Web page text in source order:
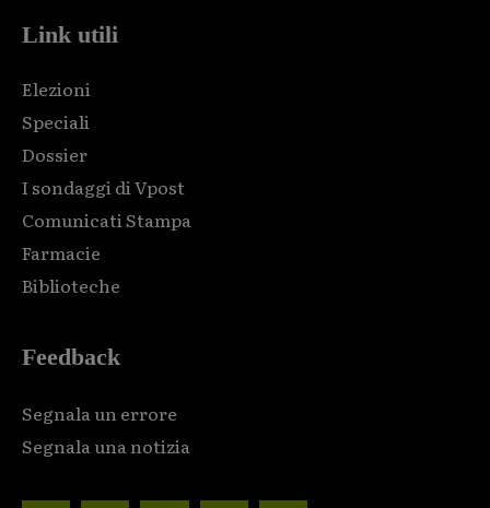
Link utili
Elezioni
Speciali
Dossier
I sondaggi di Vpost
Comunicati Stampa
Farmacie
Biblioteche
Feedback
Segnala un errore
Segnala una notizia